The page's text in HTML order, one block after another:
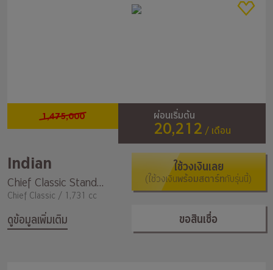
1,475,000 ผ่อนเริ่มต้น
20,212 / เดือน
Indian
Chief Classic Standard
Chief Classic / 1,731 cc
ดูข้อมูลเพิ่มเติม
ใช้วงเงินเลย
(ใช้วงเงินพร้อมสตาร์ทกับรุ่นนี้)
ขอสินเชื่อ